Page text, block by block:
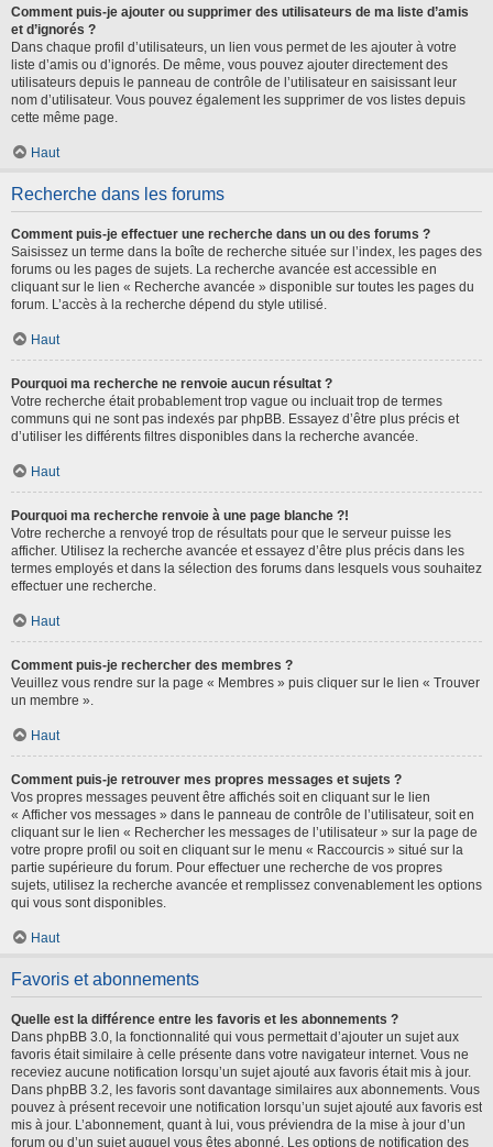
Comment puis-je ajouter ou supprimer des utilisateurs de ma liste d’amis
et d’ignorés ?
Dans chaque profil d’utilisateurs, un lien vous permet de les ajouter à votre
liste d’amis ou d’ignorés. De même, vous pouvez ajouter directement des
utilisateurs depuis le panneau de contrôle de l’utilisateur en saisissant leur
nom d’utilisateur. Vous pouvez également les supprimer de vos listes depuis
cette même page.
Haut
Recherche dans les forums
Comment puis-je effectuer une recherche dans un ou des forums ?
Saisissez un terme dans la boîte de recherche située sur l’index, les pages des
forums ou les pages de sujets. La recherche avancée est accessible en
cliquant sur le lien « Recherche avancée » disponible sur toutes les pages du
forum. L’accès à la recherche dépend du style utilisé.
Haut
Pourquoi ma recherche ne renvoie aucun résultat ?
Votre recherche était probablement trop vague ou incluait trop de termes
communs qui ne sont pas indexés par phpBB. Essayez d’être plus précis et
d’utiliser les différents filtres disponibles dans la recherche avancée.
Haut
Pourquoi ma recherche renvoie à une page blanche ?!
Votre recherche a renvoyé trop de résultats pour que le serveur puisse les
afficher. Utilisez la recherche avancée et essayez d’être plus précis dans les
termes employés et dans la sélection des forums dans lesquels vous souhaitez
effectuer une recherche.
Haut
Comment puis-je rechercher des membres ?
Veuillez vous rendre sur la page « Membres » puis cliquer sur le lien « Trouver
un membre ».
Haut
Comment puis-je retrouver mes propres messages et sujets ?
Vos propres messages peuvent être affichés soit en cliquant sur le lien
« Afficher vos messages » dans le panneau de contrôle de l’utilisateur, soit en
cliquant sur le lien « Rechercher les messages de l’utilisateur » sur la page de
votre propre profil ou soit en cliquant sur le menu « Raccourcis » situé sur la
partie supérieure du forum. Pour effectuer une recherche de vos propres
sujets, utilisez la recherche avancée et remplissez convenablement les options
qui vous sont disponibles.
Haut
Favoris et abonnements
Quelle est la différence entre les favoris et les abonnements ?
Dans phpBB 3.0, la fonctionnalité qui vous permettait d’ajouter un sujet aux
favoris était similaire à celle présente dans votre navigateur internet. Vous ne
receviez aucune notification lorsqu’un sujet ajouté aux favoris était mis à jour.
Dans phpBB 3.2, les favoris sont davantage similaires aux abonnements. Vous
pouvez à présent recevoir une notification lorsqu’un sujet ajouté aux favoris est
mis à jour. L’abonnement, quant à lui, vous préviendra de la mise à jour d’un
forum ou d’un sujet auquel vous êtes abonné. Les options de notification des